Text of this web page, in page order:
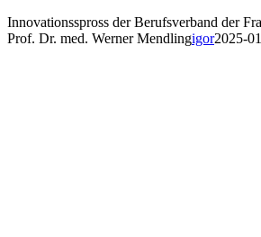
Innovationsspross der Berufsverband der
Prof. Dr. med. Werner Mendlingigor2025-